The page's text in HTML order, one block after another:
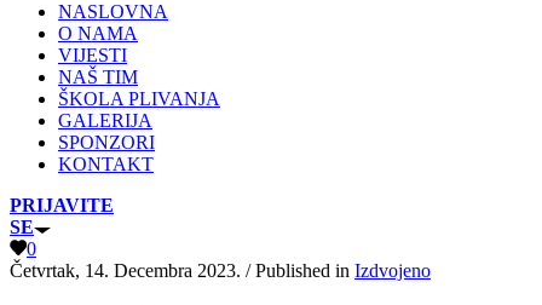
NASLOVNA
O NAMA
VIJESTI
NAŠ TIM
ŠKOLA PLIVANJA
GALERIJA
SPONZORI
KONTAKT
PRIJAVITE
SE
0
Četvrtak, 14. Decembra 2023. /Published in Izdvojeno